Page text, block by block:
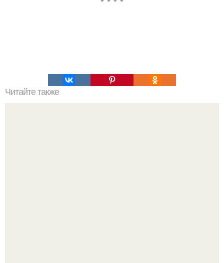
Читайте также